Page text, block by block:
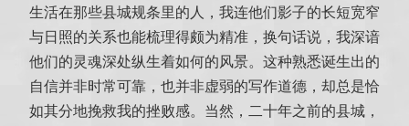
生活在那些县城规条里的人，我连他们影子的长短宽窄
与日照的关系也能梳理得颇为精准，换句话说，我深谙
他们的灵魂深处纵生着如何的风景。这种熟悉诞生出的
自信并非时常可靠，也并非虚弱的写作道德，却总是恰
如其分地挽救我的挫败感。当然，二十年之前的县城，